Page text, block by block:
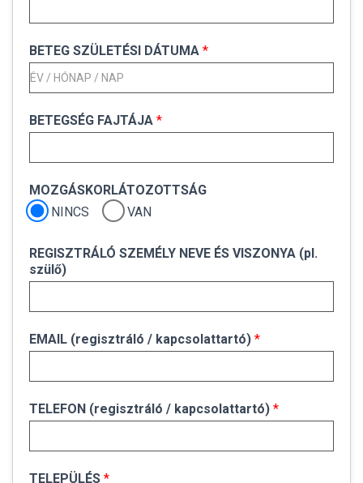
BETEG SZÜLETÉSI DÁTUMA *
B
E
G
k
a
c
s
o
a
t
t
r
ó
p
BETEGSÉG FAJTÁJA *
MOZGÁSKORLÁTOZOTTSÁG
NINCS
VAN
REGISZTRÁLÓ SZEMÉLY NEVE ÉS VISZONYA (pl.
szülő)
EMAIL (regisztráló / kapcsolattartó) *
TELEFON (regisztráló / kapcsolattartó) *
TELEPÜLÉS *